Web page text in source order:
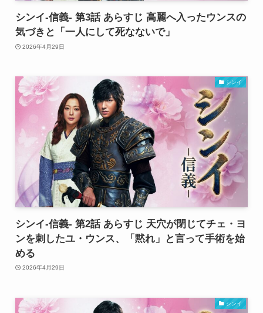
シンイ-信義- 第3話 あらすじ 高麗へ入ったウンスの
気づきと「一人にして死なないで」
2026年4月29日
シンイ
シンイ-信義- 第2話 あらすじ 天穴が閉じてチェ・ヨ
ンを刺したユ・ウンス、「黙れ」と言って手術を始
める
2026年4月29日
シンイ